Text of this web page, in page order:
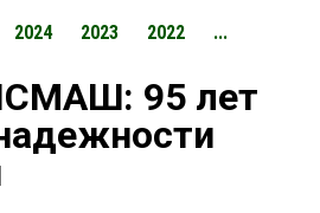
2024 2023 2022 ...
95 лет